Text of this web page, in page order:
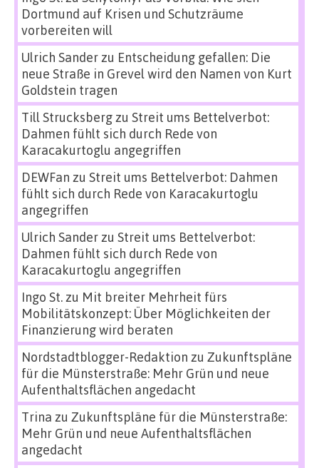
Dortmund auf Krisen und Schutzräume
vorbereiten will
Ulrich Sanderzu Entscheidung gefallen: Die
neue Straße in Grevel wird den Namen von Kurt
Goldstein tragen
Till Strucksbergzu Streit ums Bettelverbot:
Dahmen fühlt sich durch Rede von
Karacakurtoglu angegriffen
DEWFan zu Streit ums Bettelverbot: Dahmen
fühlt sich durch Rede von Karacakurtoglu
angegriffen
Ulrich Sanderzu Streit ums Bettelverbot:
Dahmen fühlt sich durch Rede von
Karacakurtoglu angegriffen
Ingo St.zu Mit breiter Mehrheit fürs
Mobilitätskonzept: Über Möglichkeiten der
Finanzierung wird beraten
Nordstadtblogger-Redaktion zu Zukunftspläne
für die Münsterstraße: Mehr Grün und neue
Aufenthaltsflächen angedacht
Trina zu Zukunftspläne für die Münsterstraße:
Mehr Grün und neue Aufenthaltsflächen
angedacht